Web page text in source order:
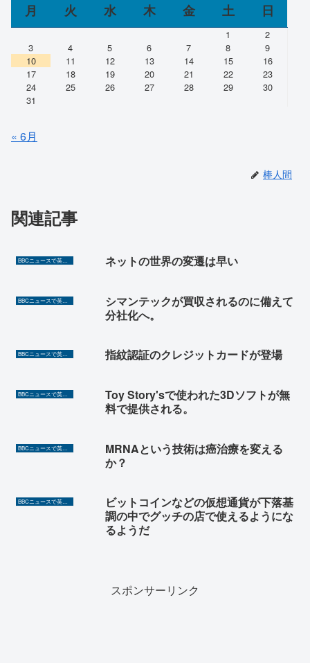
月 火 水 木 金 土 日
1
2
3
4 5 6 7 8
9
10
11 12 13 14 15
16
17
18 19 20 21 22
23
24
25 26 27 28 29
30
31
« 6月
棒人間
関連記事
ネットの世界の変遷は早い
シマンテックが買収されるのに備えて
分社化へ。
BBCニュースで英語を勉強しよう（TOEIC対策に！） 指紋認証のクレジットカードが登場
Toy Story'sで使われた3Dソフトが無
料で提供される。
MRNAという技術は癌治療を変える
か？
BBCニュースで英語を勉強しよう（TOEIC対策に！）
ビットコインなどの仮想通貨が下落基
調の中でグッチの店で使えるようにな
るようだ
スポンサーリンク